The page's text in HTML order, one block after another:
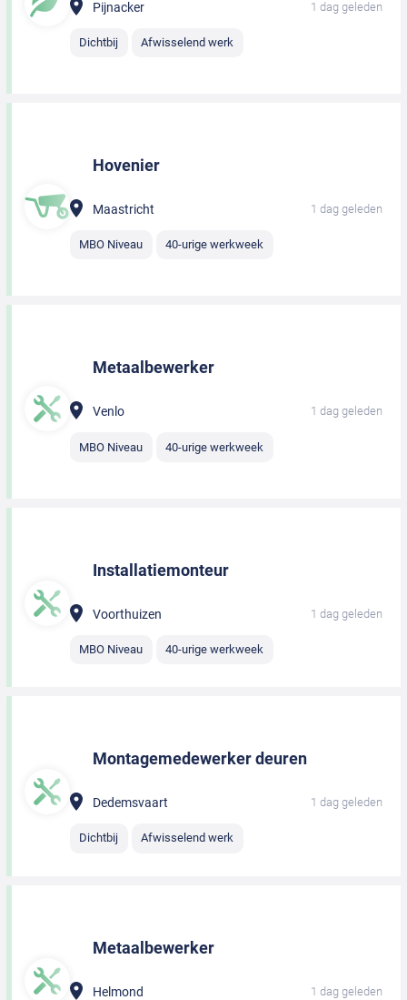
Pijnacker 1 dag geleden
Dichtbij Afwisselend werk
Hovenier
Maastricht 1 dag geleden
MBO Niveau 40-urige werkweek
Metaalbewerker
Venlo 1 dag geleden
MBO Niveau 40-urige werkweek
Installatiemonteur
Voorthuizen 1 dag geleden
MBO Niveau 40-urige werkweek
Montagemedewerker deuren
Dedemsvaart 1 dag geleden
Dichtbij Afwisselend werk
Metaalbewerker
Helmond 1 dag geleden